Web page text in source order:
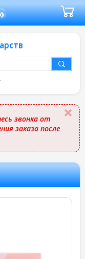
звонка от
заказа после